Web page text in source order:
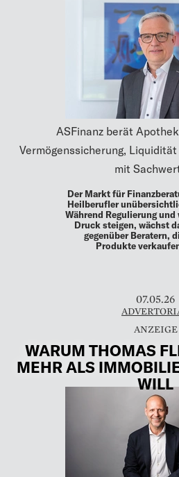
ASFinanz berät
Vermögenssicherung,
mit
Der Markt für
Heilberufler
Während Regulierung
Druck steigen, wächst
gegenüber Beratern,
Produkte
07.05.26
WARUM THOMAS
MEHR ALS
WILL